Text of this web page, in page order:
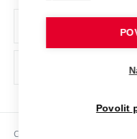
Ochrana osobních údajů
odkaz)
Sociální bezpečí
Copyright © 2026 VUT
Povolit